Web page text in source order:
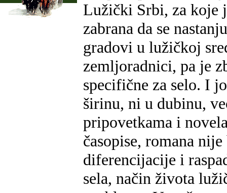
Lužički Srbi, za koje
zabrana da se
gradovi u lužičkoj
zemljoradnici, pa je
specifične za selo. I
širinu, ni u dubinu,
pripovetkama i
časopise, romana
diferencijacije i
sela, način života